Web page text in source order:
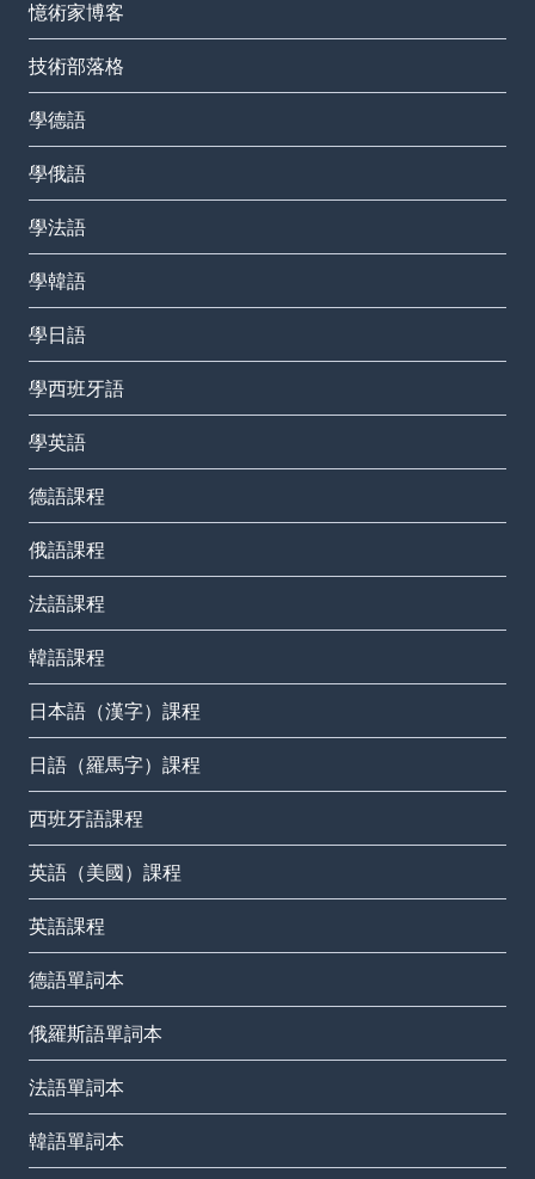
憶術家博客
技術部落格
學德語
學俄語
學法語
學韓語
學日語
學西班牙語
學英語
德語課程
俄語課程
法語課程
韓語課程
日本語（漢字）課程
日語（羅馬字）課程
西班牙語課程
英語（美國）課程
英語課程
德語單詞本
俄羅斯語單詞本
法語單詞本
韓語單詞本